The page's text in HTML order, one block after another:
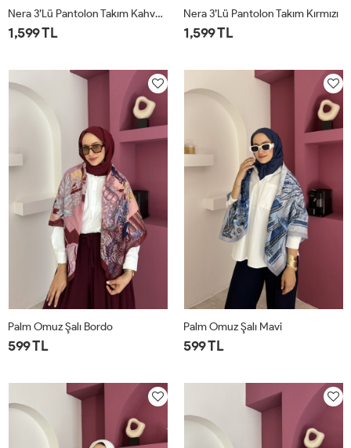
Nera 3’lü Pantolon Takım Kahverengi
1,599 TL
Nera 3’lü Pantolon Takım Kırmızı
1,599 TL
Palm Omuz Şalı Bordo
599 TL
Palm Omuz Şalı Mavi
599 TL